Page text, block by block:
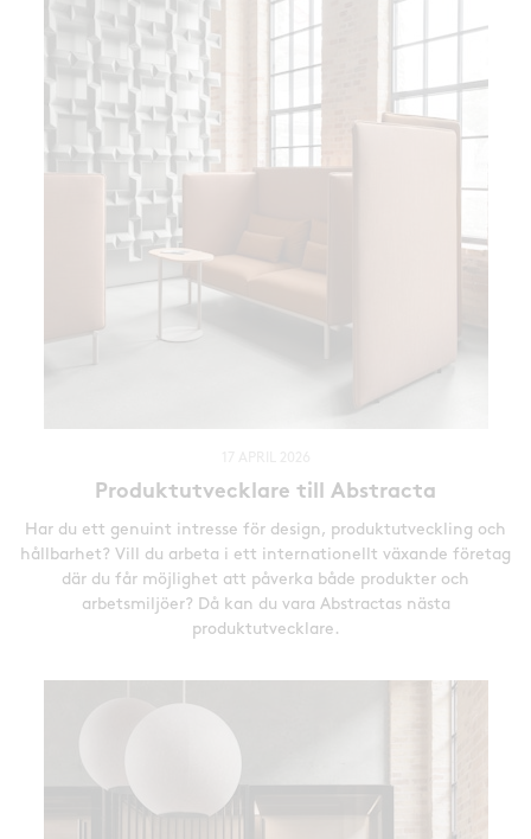
Produktutvecklare till Abstracta
Har du ett genuint intresse för design, produktutveckling och
hållbarhet? Vill du arbeta i ett internationellt växande företag
där du får möjlighet att påverka både produkter och
arbetsmiljöer? Då kan du vara Abstractas nästa
produktutvecklare.